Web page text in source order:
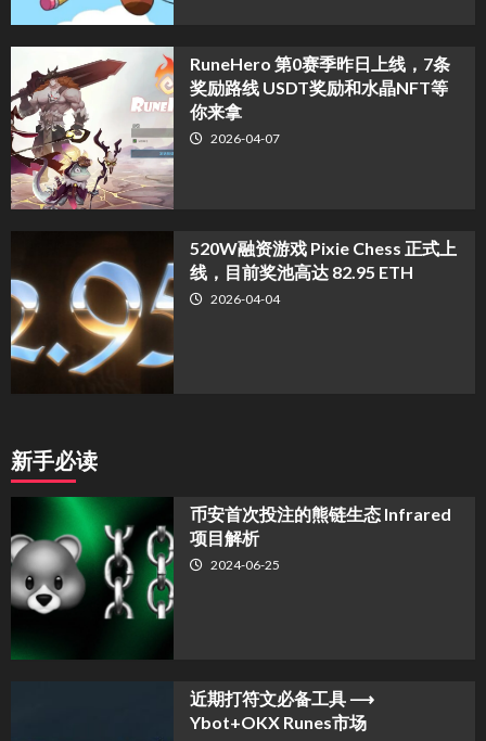
RuneHero 第0赛季昨日上线，7条
奖励路线 USDT奖励和水晶NFT等
你来拿
2026-04-07
520W融资游戏 Pixie Chess 正式上
线，目前奖池高达 82.95 ETH
2026-04-04
新手必读
币安首次投注的熊链生态 Infrared
项目解析
2024-06-25
近期打符文必备工具 ⟶
Ybot+OKX Runes市场